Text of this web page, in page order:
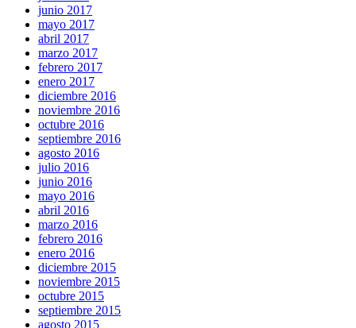
junio 2017
mayo 2017
abril 2017
marzo 2017
febrero 2017
enero 2017
diciembre 2016
noviembre 2016
octubre 2016
septiembre 2016
agosto 2016
julio 2016
junio 2016
mayo 2016
abril 2016
marzo 2016
febrero 2016
enero 2016
diciembre 2015
noviembre 2015
octubre 2015
septiembre 2015
agosto 2015